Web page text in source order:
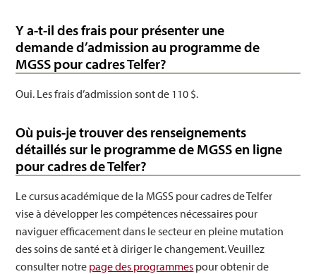
Y a-t-il des frais pour présenter une
demande d’admission au programme de
MGSS pour cadres Telfer?
Oui. Les frais d’admission sont de 110 $.
Où puis-je trouver des renseignements
détaillés sur le programme de MGSS en ligne
pour cadres de Telfer?
Le cursus académique de la MGSS pour cadres de Telfer
vise à développer les compétences nécessaires pour
naviguer efficacement dans le secteur en pleine mutation
des soins de santé et à diriger le changement. Veuillez
consulter notre page des programmes pour obtenir de